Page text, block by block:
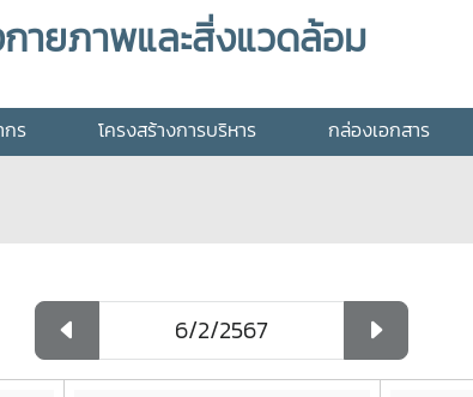
ายภาพและสิ่งแวดล้อม
ร โครงสร้างการบริหาร กล่องเอกสาร